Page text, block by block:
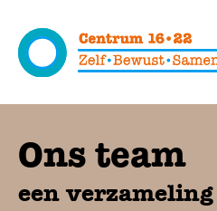
Ons team
een